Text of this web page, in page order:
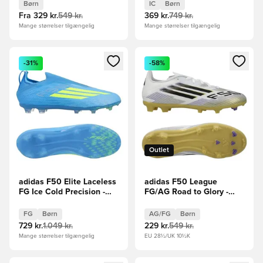
Børn
Fra 329 kr.549 kr.
Mange størrelser tilgængelig
IC Børn
369 kr.749 kr.
Mange størrelser tilgængelig
Åbner en Modal til at logge ind eller tilmelde dig som
-31%
adidas F50 Elite Laceless
FG Ice Cold Precision -
FG Børn
729 kr.1.049 kr.
Mange størrelser tilgængelig
Åbner en Modal til at logge
Outlet
-58%
adidas F50 League
FG/AG Road to Glory -
AG/FG Børn
229 kr.549 kr.
EU 28½/UK 10½K